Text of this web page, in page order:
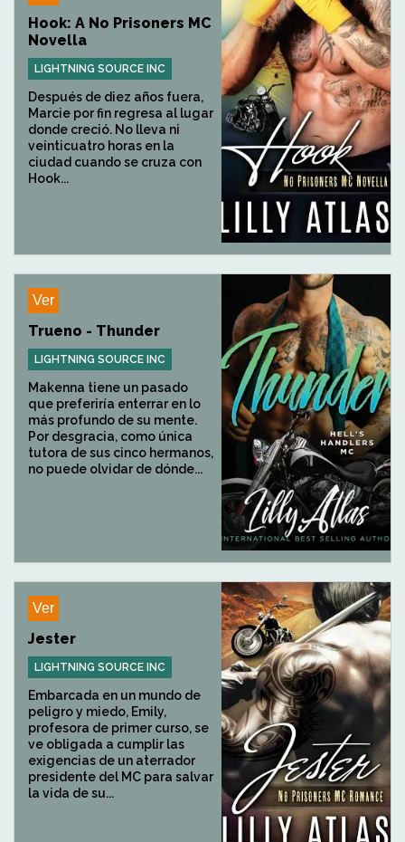
Hook: A No Prisoners MC
Novella
LIGHTNING SOURCE INC
Después de diez años fuera,
Marcie por fin regresa al lugar
donde creció. No lleva ni
veinticuatro horas en la
ciudad cuando se cruza con
Hook...
Ver
Trueno - Thunder
LIGHTNING SOURCE INC
Makenna tiene un pasado
que preferiría enterrar en lo
más profundo de su mente.
Por desgracia, como única
tutora de sus cinco hermanos,
no puede olvidar de dónde...
Ver
Jester
LIGHTNING SOURCE INC
Embarcada en un mundo de
peligro y miedo, Emily,
profesora de primer curso, se
ve obligada a cumplir las
exigencias de un aterrador
presidente del MC para salvar
la vida de su...